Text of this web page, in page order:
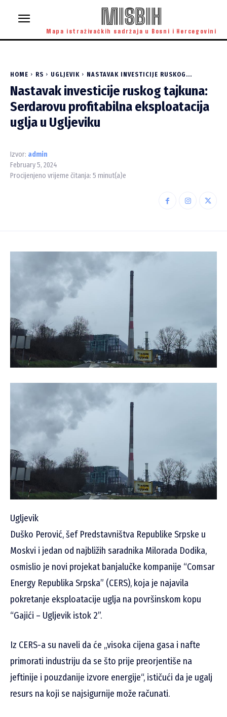
MISBIH
Mapa istraživačkih sadržaja u Bosni i Hercegovini
HOME RS UGLJEVIK NASTAVAK INVESTICIJE RUSKOG...
Nastavak investicije ruskog tajkuna:
Serdarovu profitabilna eksploatacija
uglja u Ugljeviku
Izvor: admin
February 5, 2024
Procijenjeno vrijeme čitanja: 5 minut(a)e
Ugljevik
Duško Perović, šef Predstavništva Republike Srpske u
Moskvi i jedan od najbližih saradnika Milorada Dodika,
osmislio je novi projekat banjalučke kompanije “Comsar
Energy Republika Srpska” (CERS), koja je najavila
pokretanje eksploatacije uglja na površinskom kopu
“Gajići – Ugljevik istok 2”.
Iz CERS-a su naveli da će „visoka cijena gasa i nafte
primorati industriju da se što prije preorjentiše na
jeftinije i pouzdanije izvore energije“, ističući da je ugalj
resurs na koji se najsigurnije može računati.